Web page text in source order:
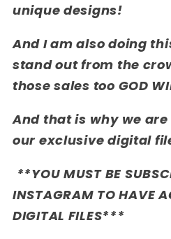
unique designs!
And I am also doing
stand out from the
those sales too GOD
And that is why we
our exclusive digital
**YOU MUST BE
INSTAGRAM TO HAVE
DIGITAL FILES***